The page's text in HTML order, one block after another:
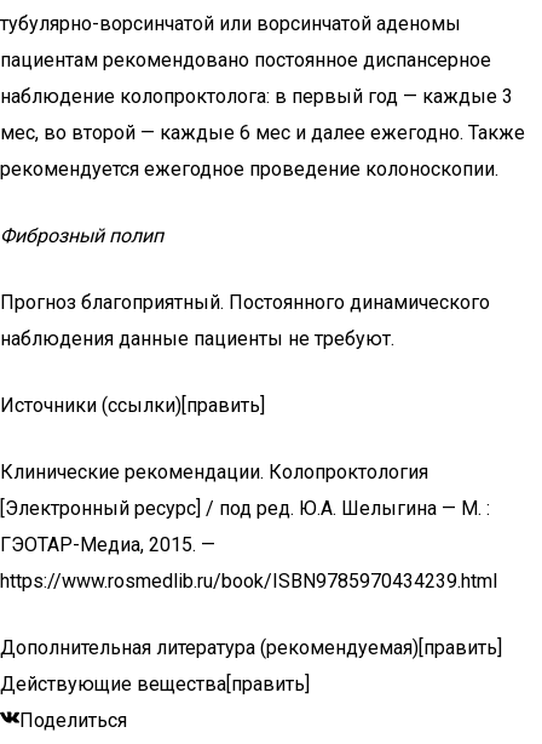
тубулярно-ворсинчатой или ворсинчатой аденомы
пациентам рекомендовано постоянное диспансерное
наблюдение колопроктолога: в первый год — каждые 3
мес, во второй — каждые 6 мес и далее ежегодно. Также
рекомендуется ежегодное проведение колоноскопии.
Фиброзный полип
Прогноз благоприятный. Постоянного динамического
наблюдения данные пациенты не требуют.
Источники (ссылки)[править]
Клинические рекомендации. Колопроктология
[Электронный ресурс] / под ред. Ю.А. Шелыгина — М. :
ГЭОТАР-Медиа, 2015. —
https://www.rosmedlib.ru/book/ISBN9785970434239.html
Дополнительная литература (рекомендуемая)[править]
Действующие вещества[править]
Поделиться